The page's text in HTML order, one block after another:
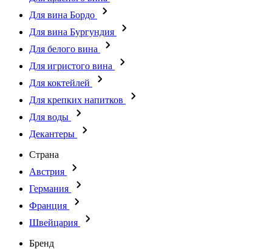
Для вина Бордо
Для вина Бургундия
Для белого вина
Для игристого вина
Для коктейлей
Для крепких напитков
Для воды
Декантеры
Страна
Австрия
Германия
Франция
Швейцария
Бренд